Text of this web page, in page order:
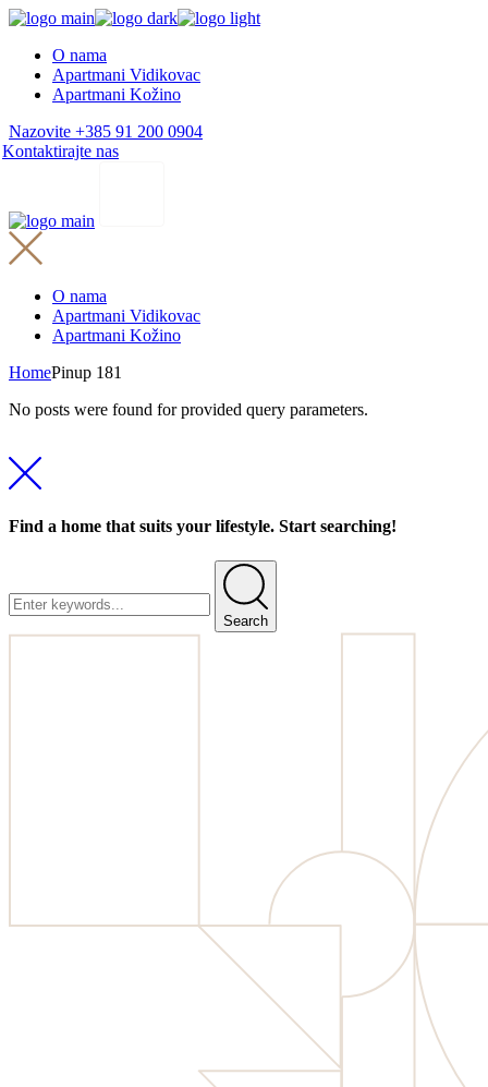
Skip
content
O nama
Apartmani Vidikovac
Apartmani Kožino
Nazovite +385 91 200 0904
Kontaktirajte nas
O nama
Apartmani Vidikovac
Apartmani Kožino
HomePinup 181
No posts were found for provided query parameters.
Find a home that suits your lifestyle. Start searching!
Search